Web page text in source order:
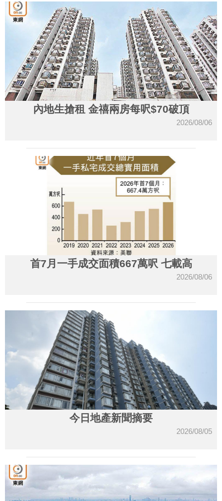
內地生搶租 金禧兩房每呎$70破頂
2026/08/06
首7月一手成交面積667萬呎 七載高
2026/08/06
今日地產新聞摘要
2026/08/05